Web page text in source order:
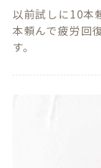
以前試しに10本
本頼んで疲労回
す。